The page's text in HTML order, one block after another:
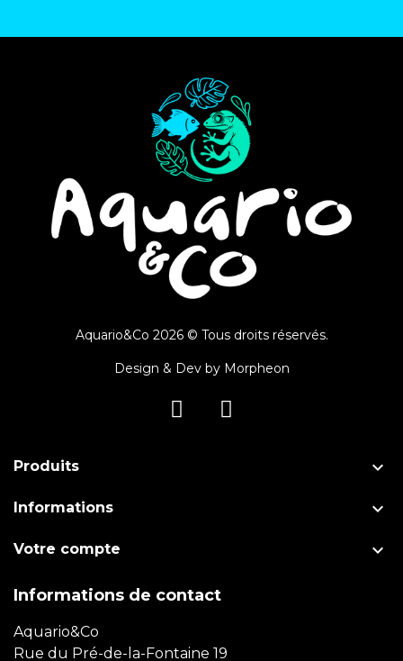
Aquario&Co 2026 © Tous droits réservés.
Design & Dev by Morpheon
Produits 
Informations 
Votre compte 
Informations de contact
Aquario&Co
Rue du Pré-de-la-Fontaine 19